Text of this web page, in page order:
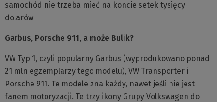
samochód nie trzeba mieć na koncie setek tysięcy
dolarów
Garbus, Porsche 911, a może Bulik?
VW Typ 1, czyli popularny Garbus (wyprodukowano ponad
21 mln egzemplarzy tego modelu), VW Transporter i
Porsche 911. Te modele zna każdy, nawet jeśli nie jest
fanem motoryzacji. Te trzy ikony Grupy Volkswagen do